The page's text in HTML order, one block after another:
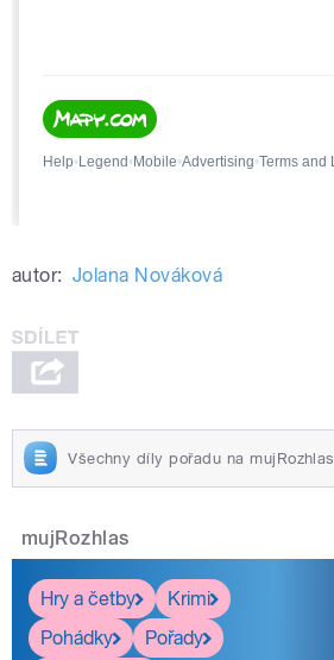
autor: Jolana Nováková
Všechny díly pořadu na mujRozhlas
mujRozhlas
Hry a četby
Krimi
Pohádky
Pořady